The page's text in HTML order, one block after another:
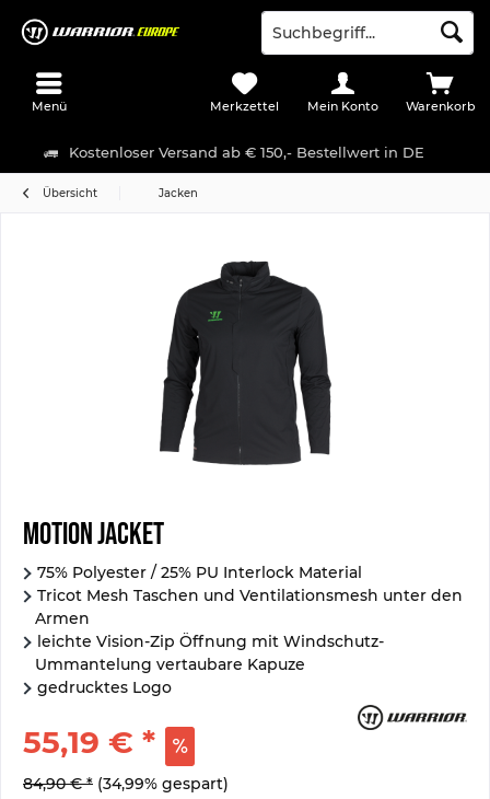
Kostenloser Versand ab € 150,- Bestellwert in DE
Menü Warenkorb
Merkzettel Mein Konto
Übersicht Jacken
Motion Jacket
75% Polyester / 25% PU Interlock Material
Tricot Mesh Taschen und Ventilationsmesh unter den
Armen
leichte Vision-Zip Öffnung mit Windschutz-
Ummantelung vertaubare Kapuze
gedrucktes Logo
55,19 € *
84,90 € * (34,99% gespart)